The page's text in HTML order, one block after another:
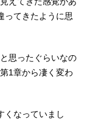
ってきたように思
思ったぐらいなの
1章から凄く変わ
くなっていまし